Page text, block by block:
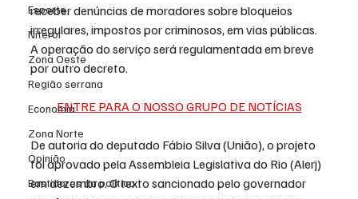
Esporte
Niterói
Zona Oeste
Região serrana
Economia
Zona Norte
Opinião
Bastidores da política
receber denúncias de moradores sobre bloqueios
irregulares, impostos por criminosos, em vias públicas.
A operação do serviço será regulamentada em breve
por outro decreto.
ENTRE PARA O NOSSO GRUPO DE NOTÍCIAS
De autoria do deputado Fábio Silva (União), o projeto
foi aprovado pela Assembleia Legislativa do Rio (Alerj)
em dezembro. O texto sancionado pelo governador